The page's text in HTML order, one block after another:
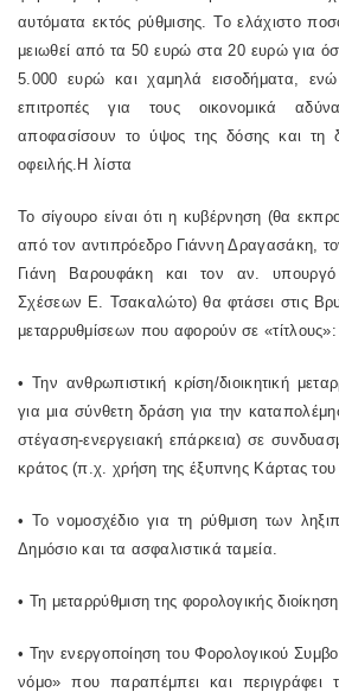
αυτόματα εκτός ρύθμισης. Το ελάχιστο
μειωθεί από τα 50 ευρώ στα 20 ευρώ για
5.000 ευρώ και χαμηλά εισοδήματα, ενώ
επιτροπές για τους οικονομικά
αποφασίσουν το ύψος της δόσης και τη
οφειλής.Η λίστα
Το σίγουρο είναι ότι η κυβέρνηση (θα
από τον αντιπρόεδρο Γιάννη Δραγασάκη,
Γιάνη Βαρουφάκη και τον αν. υπουργό
Σχέσεων Ε. Τσακαλώτο) θα φτάσει στις
μεταρρυθμίσεων που αφορούν σε «τίτλους»:
• Την ανθρωπιστική κρίση/διοικητική
για μια σύνθετη δράση για την
στέγαση-ενεργειακή επάρκεια) σε
κράτος (π.χ. χρήση της έξυπνης Κάρτας του
• Το νομοσχέδιο για τη ρύθμιση των
Δημόσιο και τα ασφαλιστικά ταμεία.
• Τη μεταρρύθμιση της φορολογικής
• Την ενεργοποίηση του Φορολογικού
νόμο» που παραπέμπει και περιγράφει